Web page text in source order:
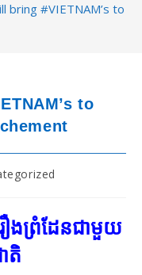
bring #VIETNAM’s to
to
ឿង​ព្រំដែន​ជាមួយ​
តិ